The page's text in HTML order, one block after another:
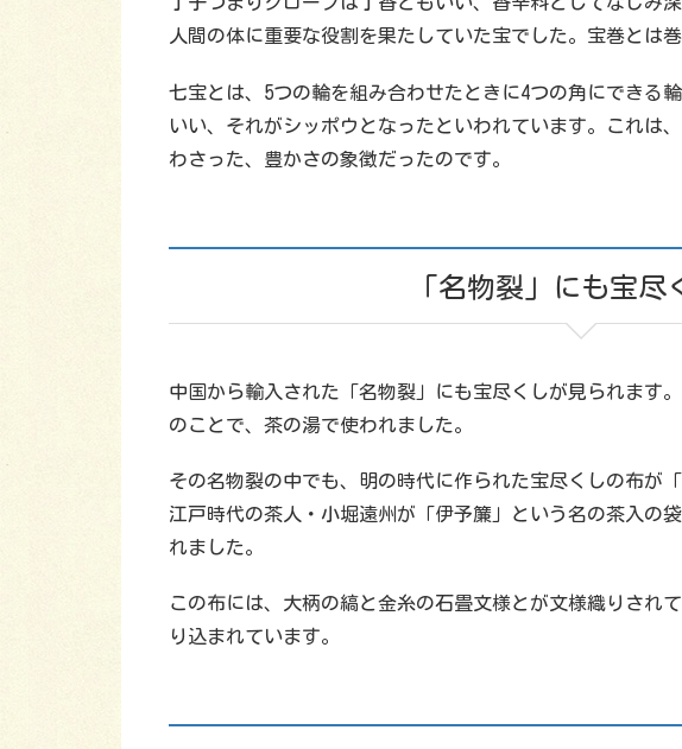
人間の体に重要な役割を果たしていた宝でした。宝巻とは
七宝とは、5つの輪を組み合わせたときに4つの角にできる
いい、それがシッポウとなったといわれています。これは
わさった、豊かさの象徴だったのです。
「名物裂」にも宝尽
中国から輸入された「名物裂」にも宝尽くしが見られます
のことで、茶の湯で使われました。
その名物裂の中でも、明の時代に作られた宝尽くしの布が
江戸時代の茶人・小堀遠州が「伊予簾」という名の茶入の
れました。
この布には、大柄の縞と金糸の石畳文様とが文様織りされ
り込まれています。